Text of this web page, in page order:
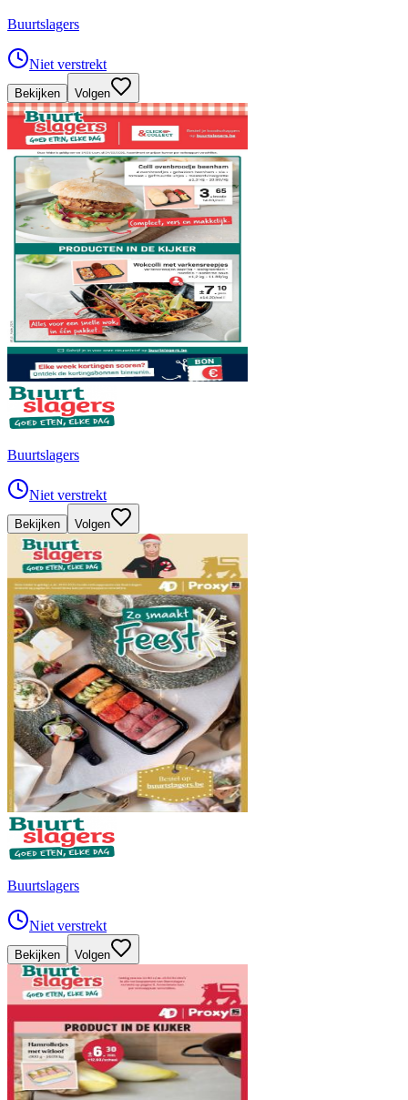
Buurtslagers
Niet verstrekt
Bekijken Volgen
Buurtslagers
Niet verstrekt
Bekijken Volgen
Buurtslagers
Niet verstrekt
Bekijken Volgen